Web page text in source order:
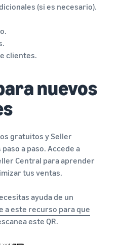
(si es necesario).
clientes.
nuevos
gratuitos y Seller
a paso. Accede a
Central para aprender
tus ventas.
ayuda de un
a este recurso para que
este QR.